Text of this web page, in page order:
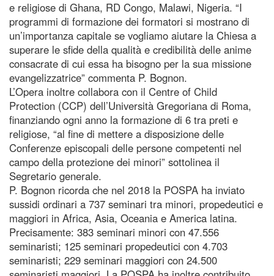
e religiose di Ghana, RD Congo, Malawi, Nigeria. “I
programmi di formazione dei formatori si mostrano di
un’importanza capitale se vogliamo aiutare la Chiesa a
superare le sfide della qualità e credibilità delle anime
consacrate di cui essa ha bisogno per la sua missione
evangelizzatrice” commenta P. Bognon.
L’Opera inoltre collabora con il Centre of Child
Protection (CCP) dell’Università Gregoriana di Roma,
finanziando ogni anno la formazione di 6 tra preti e
religiose, “al fine di mettere a disposizione delle
Conferenze episcopali delle persone competenti nel
campo della protezione dei minori” sottolinea il
Segretario generale.
P. Bognon ricorda che nel 2018 la POSPA ha inviato
sussidi ordinari a 737 seminari tra minori, propedeutici e
maggiori in Africa, Asia, Oceania e America latina.
Precisamente: 383 seminari minori con 47.556
seminaristi; 125 seminari propedeutici con 4.703
seminaristi; 229 seminari maggiori con 24.500